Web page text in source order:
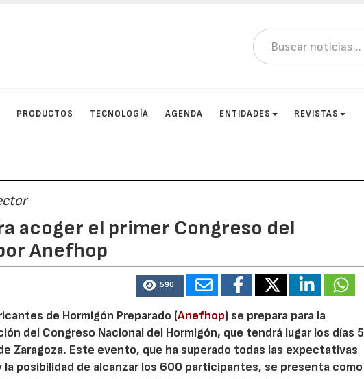
PRODUCTOS TECNOLOGÍA AGENDA ENTIDADES REVISTAS
acoger el primer Congreso del
Anefhop
590
de Hormigón Preparado (Anefhop) se prepara para la
del Congreso Nacional del Hormigón, que tendrá lugar los días 5
Zaragoza. Este evento, que ha superado todas las expectativas
posibilidad de alcanzar los 600 participantes, se presenta como